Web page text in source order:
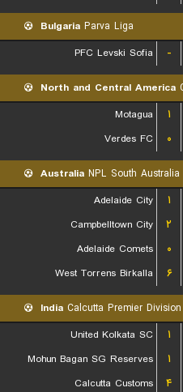
Bulgaria Parva Liga
PFC Levski Sofia
-
North and Central America
Motagua
۱
Verdes FC
۰
Australia NPL South Australia
Adelaide City
۱
Campbelltown City
۲
Adelaide Comets
۰
West Torrens Birkalla
۶
India Calcutta Premier Division
United Kolkata SC
۱
Mohun Bagan SG Reserves
۱
Calcutta Customs
۴